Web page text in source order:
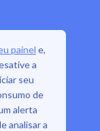
painel e,
a
seu
de
alerta
analisar a